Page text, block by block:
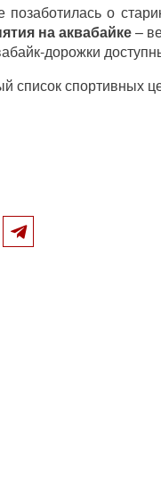
о
на аквабайке–
дорожки
список спортивных